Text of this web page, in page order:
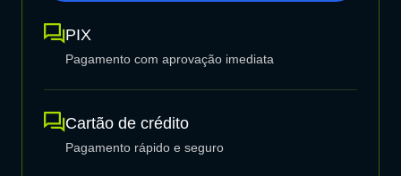
PIX
Pagamento com aprovação imediata
Cartão de crédito
Pagamento rápido e seguro